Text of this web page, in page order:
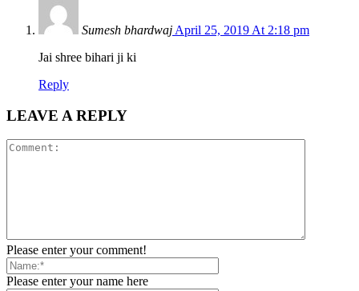
Sumesh bhardwaj April 25, 2019 At 2:18 pm
Jai shree bihari ji ki
Reply
LEAVE A REPLY
Please enter your comment!
Please enter your name here